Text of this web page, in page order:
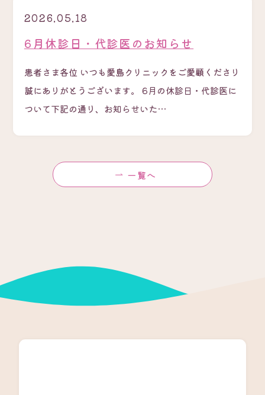
2026.05.18
6月休診日・代診医のお知らせ
患者さま各位 いつも愛島クリニックをご愛顧くださり
誠にありがとうございます。 6月の休診日・代診医に
ついて下記の通り、お知らせいた…
一覧へ